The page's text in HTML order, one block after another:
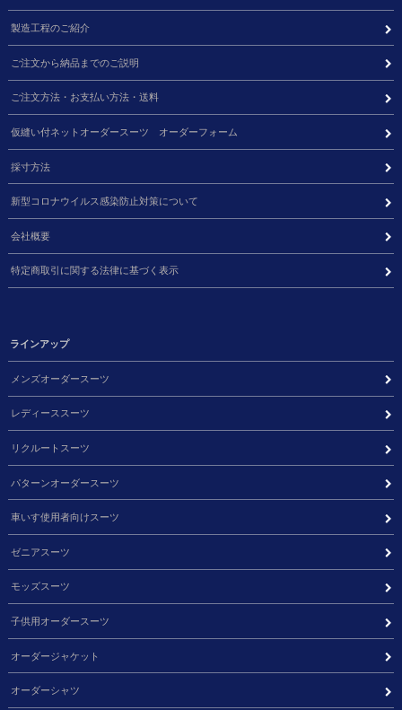
製造工程のご紹介
ご注文から納品までのご説明
ご注文方法・お支払い方法・送料
仮縫い付ネットオーダースーツ オーダーフォーム
採寸方法
新型コロナウイルス感染防止対策について
会社概要
特定商取引に関する法律に基づく表示
ラインアップ
メンズオーダースーツ
レディーススーツ
リクルートスーツ
パターンオーダースーツ
車いす使用者向けスーツ
ゼニアスーツ
モッズスーツ
子供用オーダースーツ
オーダージャケット
オーダーシャツ